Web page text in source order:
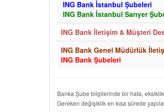
ING Bank İstanbul Şubeleri
ING Bank İstanbul Sarıyer
ING Bank İletişim & Müşteri
ING Bank Genel Müdürlük
ING Bank Şubeleri
Banka Şube bilgilerinde bir hata,
Gereken değişiklik en kısa sürede